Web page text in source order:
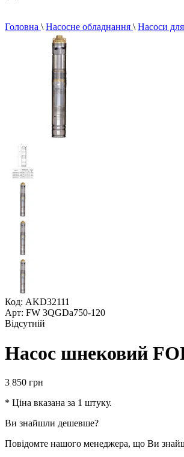
Головна \ Насосне обладнання \ Насоси
Код: AKD32111
Арт: FW 3QGDa750-120
Відсутній
Насос шнековий
3 850 грн
* Ціна вказана за 1 штуку.
Ви знайшли дешевше?
Повідомте нашого менеджера, що Ви